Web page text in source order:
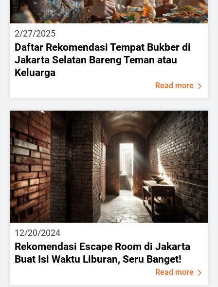
2/27/2025
Daftar Rekomendasi Tempat Bukber di
Jakarta Selatan Bareng Teman atau
Keluarga
Read more
12/20/2024
Rekomendasi Escape Room di Jakarta
Buat Isi Waktu Liburan, Seru Banget!
Read more